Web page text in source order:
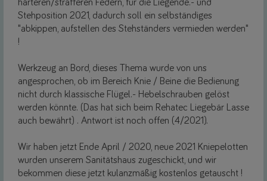
härteren/strafferen Federn, für die Liegende.- und
Stehposition 2021, dadurch soll ein selbständiges
"abkippen, aufstellen des Stehständers vermieden werden"
!
Werkzeug an Bord, dieses Thema wurde von uns
angesprochen, ob im Bereich Knie / Beine die Bedienung
nicht durch klassische Flügel.- Hebelschrauben gelöst
werden könnte. (Das hat sich beim Rehatec Liegebär Lasse
auch bewährt) . Antwort ist noch offen (4/2021).
Wir haben jetzt Ende April / 2020, neue 2021 Kniepelotten
wurden unserem Sanitätshaus zugeschickt, und wir
bekommen diese jetzt kulanzmäßig kostenlos getauscht !